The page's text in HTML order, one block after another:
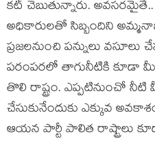
క‌ట్ చెబుతున్నారు.
అధికారుల‌తో సిబ్బందిని
ప్ర‌జ‌ల‌నుంచి ప‌న్నులు వ‌సూలు
ప‌రంప‌ర‌లో తాగునీటికి కూడా
తొలి రాష్ట్రం. ఎప్ప‌టినుంచో నీటి
చేసుకునేందుకు ఎక్కువ
ఆయ‌న పార్టీ పాలిత రాష్ట్రాలు